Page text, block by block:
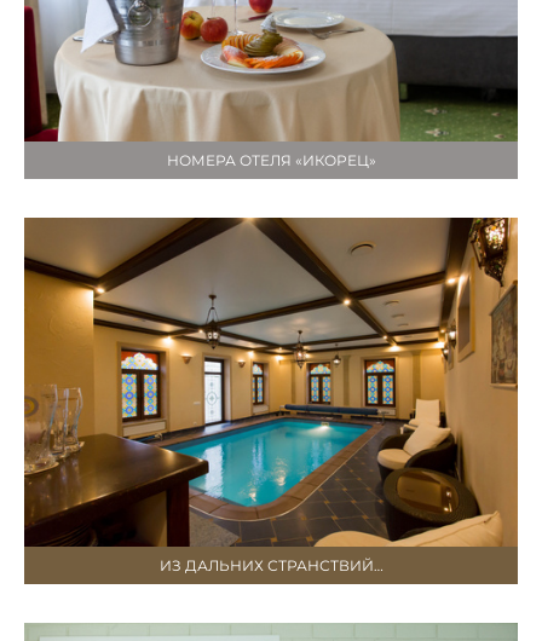
НОМЕРА ОТЕЛЯ «ИКОРЕЦ»
ИЗ ДАЛЬНИХ СТРАНСТВИЙ…